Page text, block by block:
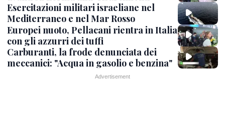
Esercitazioni militari israeliane nel
Mediterraneo e nel Mar Rosso
Europei nuoto, Pellacani rientra in Italia
con gli azzurri dei tuffi
Carburanti, la frode denunciata dei
meccanici: "Acqua in gasolio e benzina"